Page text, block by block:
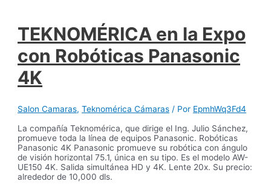
TEKNOMÉRICA en la Expo
con Robóticas Panasonic
4K
Salon Camaras,Teknomérica Cámaras / Por EpmhWq3Fd4
La compañía Teknomérica, que dirige el Ing. Julio Sánchez,
promueve toda la línea de equipos Panasonic. Robóticas
Panasonic 4K Panasonic promueve su robótica con ángulo
de visión horizontal 75.1, única en su tipo. Es el modelo AW-
UE150 4K. Salida simultánea HD y 4K. Lente 20x. Su precio:
alrededor de 10,000 dls.